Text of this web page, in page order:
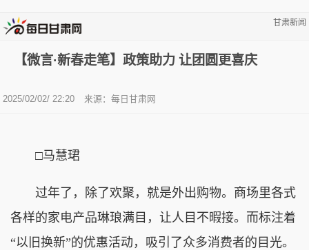
甘肃新闻
【微言·新春走笔】政策助力 让团圆更喜庆
2025/02/02/ 22:20 来源： 每日甘肃网
□马慧珺
过年了，除了欢聚，就是外出购物。商场里各式
各样的家电产品琳琅满目，让人目不暇接。而标注着
“以旧换新”的优惠活动，吸引了众多消费者的目光。